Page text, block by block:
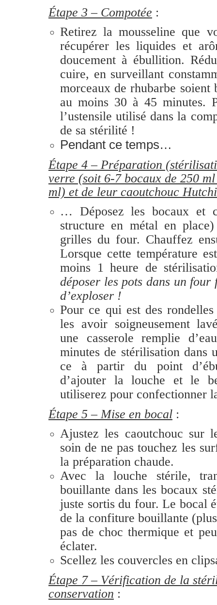
Étape 3 – Compotée :
Retirez la mousseline que
récupérer les liquides et
doucement à ébullition.
cuire, en surveillant
morceaux de rhubarbe soient
au moins 30 à 45 minutes.
l’ustensile utilisé dans la
de sa stérilité !
Pendant ce temps…
Étape 4 – Préparation
verre (soit 6-7 bocaux de 250
ml) et de leur caoutchouc
… Déposez les bocaux et
structure en métal en
grilles du four. Chauffez
Lorsque cette température
moins 1 heure de
déposer les pots dans un
d’exploser !
Pour ce qui est des
les avoir soigneusement
une casserole remplie
minutes de stérilisation dans
ce à partir du point
d’ajouter la louche et le
utiliserez pour confectionner
Étape 5 – Mise en bocal :
Ajustez les caoutchouc sur
soin de ne pas touchez les
la préparation chaude.
Avec la louche stérile,
bouillante dans les bocaux
juste sortis du four. Le bocal
de la confiture bouillante
pas de choc thermique et
éclater.
Scellez les couvercles en
Étape 7 – Vérification de la
conservation :